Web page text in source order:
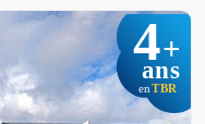
4+
ans
en TBR